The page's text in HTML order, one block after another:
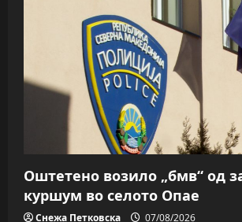
Оштетено возило „бмв“ од
куршум во селото Опае
Снежа Петковска 07/08/2026